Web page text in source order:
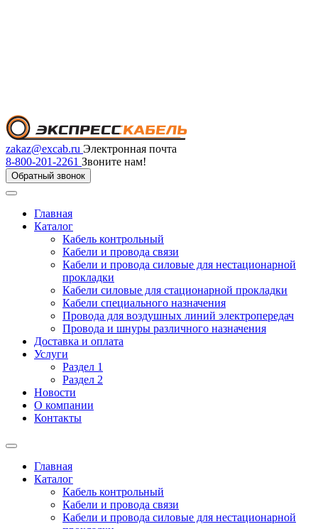
zakaz@excab.ru Электронная почта
8-800-201-2261 Звоните нам!
Обратный звонок
Главная
Каталог
Кабель контрольный
Кабели и провода связи
Кабели и провода силовые для нестационарной
прокладки
Кабели силовые для стационарной прокладки
Кабели специального назначения
Провода для воздушных линий электропередач
Провода и шнуры различного назначения
Доставка и оплата
Услуги
Раздел 1
Раздел 2
Новости
О компании
Контакты
Главная
Каталог
Кабель контрольный
Кабели и провода связи
Кабели и провода силовые для нестационарной